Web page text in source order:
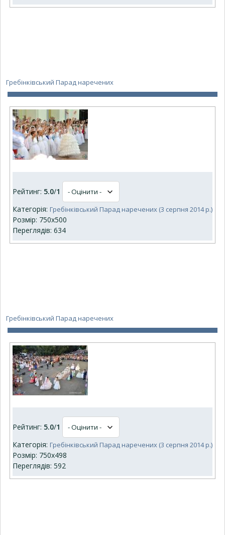
Гребінківський Парад наречених
Рейтинг: 5.0/1
Категорія: Гребінківський Парад наречених (3 серпня 2014 р.)
Розмір: 750x500
Переглядів: 634
Гребінківський Парад наречених
Рейтинг: 5.0/1
Категорія: Гребінківський Парад наречених (3 серпня 2014 р.)
Розмір: 750x498
Переглядів: 592